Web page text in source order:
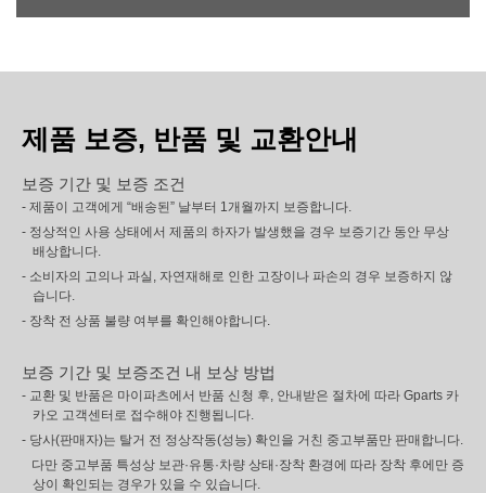
제품 보증, 반품 및 교환안내
보증 기간 및 보증 조건
- 제품이 고객에게 “배송된” 날부터 1개월까지 보증합니다.
- 정상적인 사용 상태에서 제품의 하자가 발생했을 경우 보증기간 동안 무상
배상합니다.
- 소비자의 고의나 과실, 자연재해로 인한 고장이나 파손의 경우 보증하지 않
습니다.
- 장착 전 상품 불량 여부를 확인해야합니다.
보증 기간 및 보증조건 내 보상 방법
- 교환 및 반품은 마이파츠에서 반품 신청 후, 안내받은 절차에 따라 Gparts 카
카오 고객센터로 접수해야 진행됩니다.
- 당사(판매자)는 탈거 전 정상작동(성능) 확인을 거친 중고부품만 판매합니다.
다만 중고부품 특성상 보관·유통·차량 상태·장착 환경에 따라 장착 후에만 증
상이 확인되는 경우가 있을 수 있습니다.